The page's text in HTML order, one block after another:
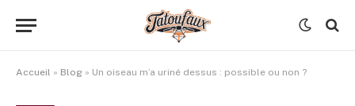
Accueil » Blog » Un oiseau m’a uriné dessus : possible ou non ?